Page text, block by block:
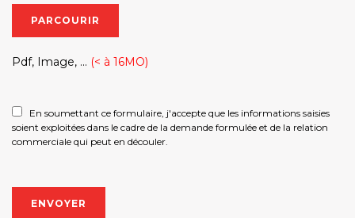
PARCOURIR
Pdf, Image, ... (< à 16MO)
En soumettant ce formulaire, j'accepte que les informations saisies
soient exploitées dans le cadre de la demande formulée et de la relation
commerciale qui peut en découler.